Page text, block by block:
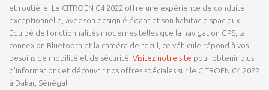
et routière. Le CITROEN C4 2022 offre une expérience de conduite
exceptionnelle, avec son design élégant et son habitacle spacieux.
Équipé de fonctionnalités modernes telles que la navigation GPS, la
connexion Bluetooth et la caméra de recul, ce véhicule répond à vos
besoins de mobilité et de sécurité. Visitez notre site pour obtenir plus
d’informations et découvrir nos offres spéciales sur le CITROEN C4 2022
à Dakar, Sénégal.